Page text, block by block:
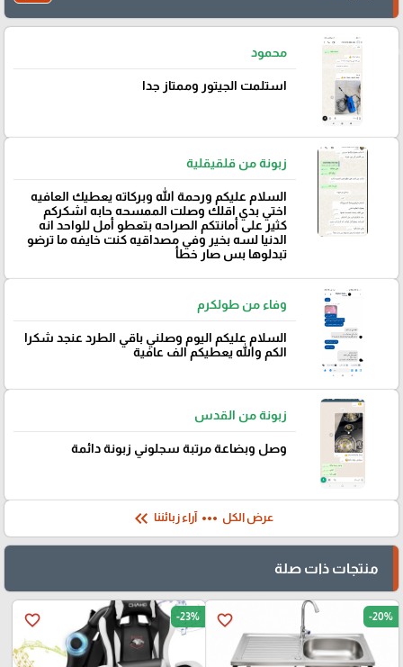
محمود
استلمت الجيتور وممتاز جدا
زبونة من قلقيقلية
السلام عليكم ورحمة الله وبركاته يعطيك العافيه
اختي بدي اقلك وصلت الممسحه حابه اشكركم
كثير على أمانتكم الصراحه بتعطو أمل للواحد انه
الدنيا لسه بخير وفي مصداقيه كنت خايفه ما ترضو
تبدلوها بس صار خطأ
وفاء من طولكرم
السلام عليكم اليوم وصلني باقي الطرد عنجد شكرا
الكم والله يعطيكم الف عافية
زبونة من القدس
وصل وبضاعة مرتبة سجلوني زبونة دائمة
عرض الكل more_horiz آراء زبائننا keyboard_double_arrow_left
منتجات ذات صلة
favorite_border -20%
favorite_border -23%